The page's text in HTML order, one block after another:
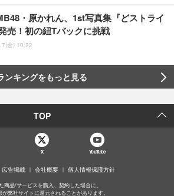
・原かれん、1st写真集『どストライ
売！初の紐Tバックに挑戦
金) 10:22
ンキングをもっと見る
TOP
X YouTube
広告掲載 会社概要 個人情報保護方針
商品/サービスを購入、契約した場合に、
が弊社サイトに還元されることがあります。